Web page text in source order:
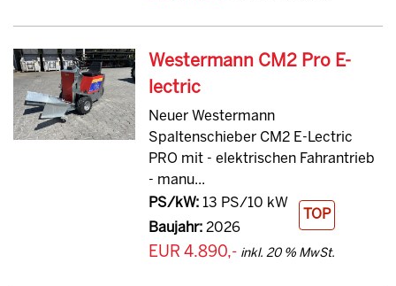
Westermann CM2 Pro E-
lectric
Neuer Westermann
Spaltenschieber CM2 E-Lectric
PRO mit - elektrischen Fahrantrieb
- manu...
PS/kW:13 PS/10 kW
Baujahr:2026
TOP
EUR 4.890,- inkl. 20 % MwSt.